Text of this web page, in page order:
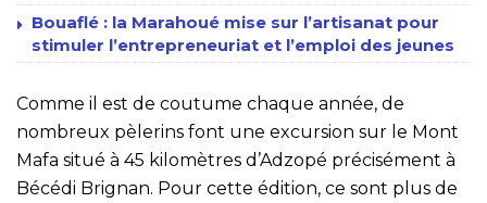
Bouaflé : la Marahoué mise sur l’artisanat pour
stimuler l’entrepreneuriat et l’emploi des jeunes
Comme il est de coutume chaque année, de
nombreux pèlerins font une excursion sur le Mont
Mafa situé à 45 kilomètres d’Adzopé précisément à
Bécédi Brignan. Pour cette édition, ce sont plus de